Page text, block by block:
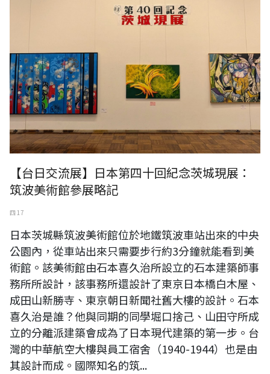
【台日交流展】日本第四十回紀念茨城現展：
筑波美術館參展略記
四 17
日本茨城縣筑波美術館位於地鐵筑波車站出來的中央
公園內，從車站出來只需要步行約3分鐘就能看到美
術館。該美術館由石本喜久治所設立的石本建築師事
務所所設計，該事務所還設計了東京日本橋白木屋、
成田山新勝寺、東京朝日新聞社舊大樓的設計。石本
喜久治是誰？他與同期的同學堀口捨己、山田守所成
立的分離派建築會成為了日本現代建築的第一步。台
灣的中華航空大樓與員工宿舍（1940-1944）也是由
其設計而成。國際知名的筑...